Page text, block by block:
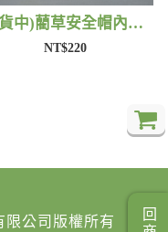
(缺貨中)藺草安全帽內襯 | 藺子
NT$220
公司版權所有